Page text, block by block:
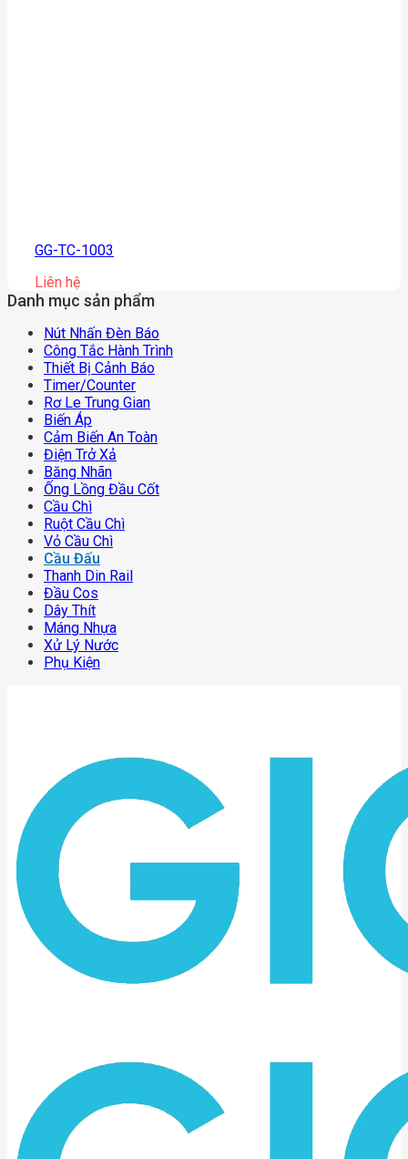
GG-TC-1003
Liên hệ
Danh mục sản phẩm
Nút Nhấn Đèn Báo
Công Tắc Hành Trình
Thiết Bị Cảnh Báo
Timer/counter
Rơ Le Trung Gian
Biến Áp
Cảm Biến An Toàn
Điện Trở Xả
Băng Nhãn
Ống Lồng Đầu Cốt
Cầu Chì
Ruột Cầu Chì
Vỏ Cầu Chì
Cầu Đấu
Thanh Din Rail
Đầu Cos
Dây Thít
Máng Nhựa
Xử Lý Nước
Phụ Kiện